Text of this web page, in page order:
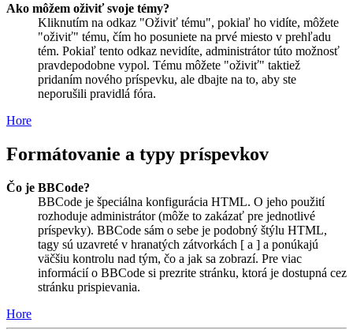
Ako môžem oživiť svoje témy?
Kliknutím na odkaz "Oživiť tému", pokiaľ ho vidíte, môžete
"oživiť" tému, čím ho posuniete na prvé miesto v prehľadu
tém. Pokiaľ tento odkaz nevidíte, administrátor túto možnosť
pravdepodobne vypol. Tému môžete "oživiť" taktiež
pridaním nového príspevku, ale dbajte na to, aby ste
neporušili pravidlá fóra.
Hore
Formátovanie a typy príspevkov
Čo je BBCode?
BBCode je špeciálna konfigurácia HTML. O jeho použití
rozhoduje administrátor (môže to zakázať pre jednotlivé
príspevky). BBCode sám o sebe je podobný štýlu HTML,
tagy sú uzavreté v hranatých zátvorkách [ a ] a ponúkajú
väčšiu kontrolu nad tým, čo a jak sa zobrazí. Pre viac
informácií o BBCode si prezrite stránku, ktorá je dostupná cez
stránku prispievania.
Hore